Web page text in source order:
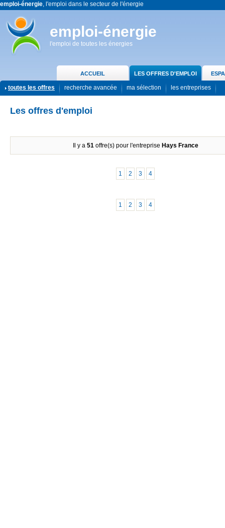
emploi-énergie, l'emploi dans le secteur de l'énergie
emploi-énergie
l'emploi de toutes les énergies
ACCUEIL LES OFFRES D'EMPLOI
toutes les offres recherche avancée ma sélection les entreprises
Les offres d'emploi
Il y a 51offre(s) pour l'entreprise Hays France
1 2 3 4
1 2 3 4